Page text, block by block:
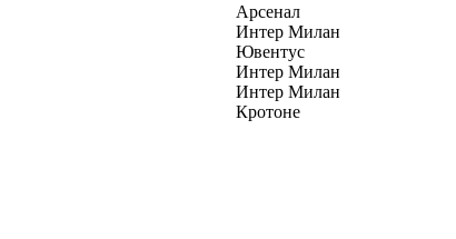
Арсенал
Интер Милан
Ювентус
Интер Милан
Интер Милан
Кротоне